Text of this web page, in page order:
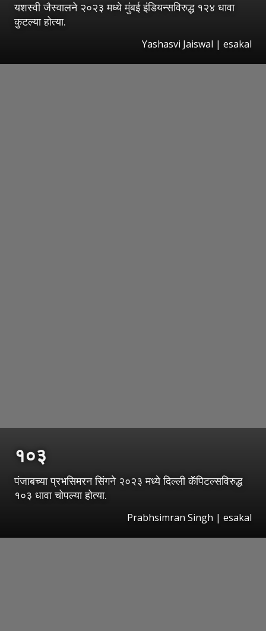
यशस्वी जैस्वालने २०२३ मध्ये मुंबई इंडियन्सविरुद्ध १२४ धावा
कुटल्या होत्या.
Yashasvi Jaiswal | esakal
१०३
पंजाबच्या प्रभसिमरन सिंगने २०२३ मध्ये दिल्ली कॅपिटल्सविरुद्ध
१०३ धावा चोपल्या होत्या.
Prabhsimran Singh | esakal